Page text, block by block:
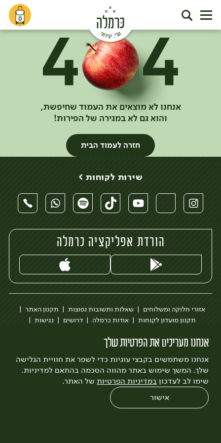
0
אנחנו לא מוצאים את העמוד שחיפשת,
והוא גם לא במגירה של הפירות!
חזרה לעמוד הבית
אנחנו מעריכים את הפרטיות שלך
אנחנו משתמשים בקבצי עוגיות כדי לשפר את חוויית הגלישה
שלך. המשך שימוש באתר מהווה הסכמה בהתאם למדיניות.
שימו לב לעדכון במדיניות הפרטיות של האתר.
אישור
שירות לקוחות >
הורדת אפליקציה כרמלה
אזורי חלוקה ומשלוחים שאלות ותשובות נפוצות
תקנון האתר
תקנון מועדון לקוחות
אודות כרמלה דרושים
נגישות
לצפייה בעדכון מדיניות פרטיות
עיצוב:3bears פיתוח:Quatro